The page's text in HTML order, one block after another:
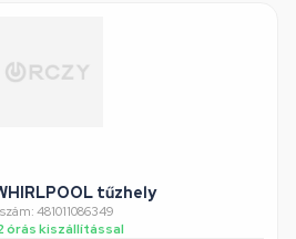
tűzhely
481011086349
órás kiszállítással